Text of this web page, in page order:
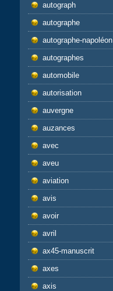
autograph
autographe
autographe-napoléon
autographes
automobile
autorisation
auvergne
auzances
avec
aveu
aviation
avis
avoir
avril
ax45-manuscrit
axes
axis